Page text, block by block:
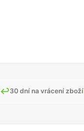
↩30 dní na vrácení zboží